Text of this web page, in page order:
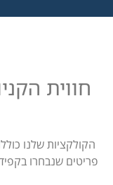
חווית
הקולקציות שלנו
פריטים שנבחרו